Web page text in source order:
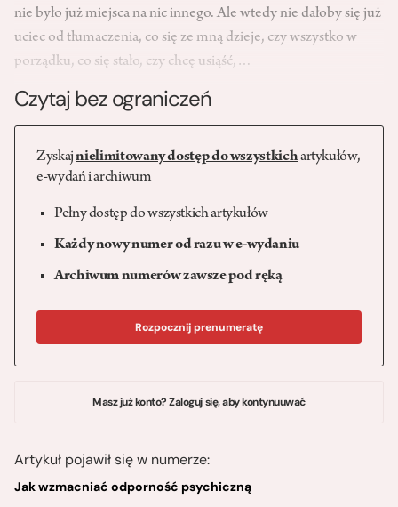
nie było już miejsca na nic innego. Ale wtedy nie dałoby się już
uciec od tłumaczenia, co się ze mną dzieje, czy wszystko w
porządku, co się stało, czy chcę usiąść,…
Czytaj bez ograniczeń
Zyskajnielimitowany dostęp do wszystkichartykułów,
e-wydań i archiwum
Pełny dostęp do wszystkich artykułów
Każdy nowy numer od razu w e-wydaniu
Archiwum numerów zawsze pod ręką
Rozpocznij prenumeratę
Masz już konto? Zaloguj się, aby kontynuuwać
Artykuł pojawił się w numerze:
Jak wzmacniać odporność psychiczną